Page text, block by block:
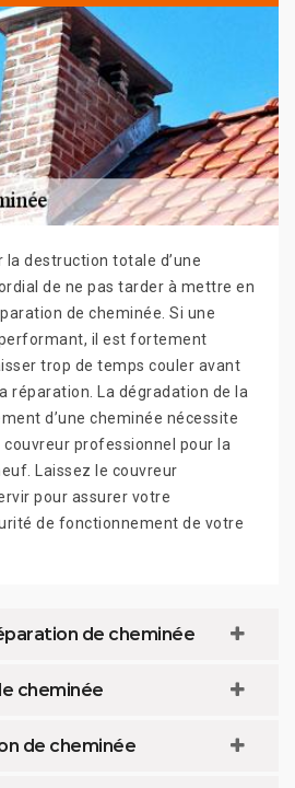
destruction totale d’une
de ne pas tarder à mettre en
de cheminée. Si une
il est fortement
trop de temps couler avant
réparation. La dégradation de la
d’une cheminée nécessite
couvreur professionnel pour la
Laissez le couvreur
pour assurer votre
de fonctionnement de votre
de cheminée
cheminée
de cheminée